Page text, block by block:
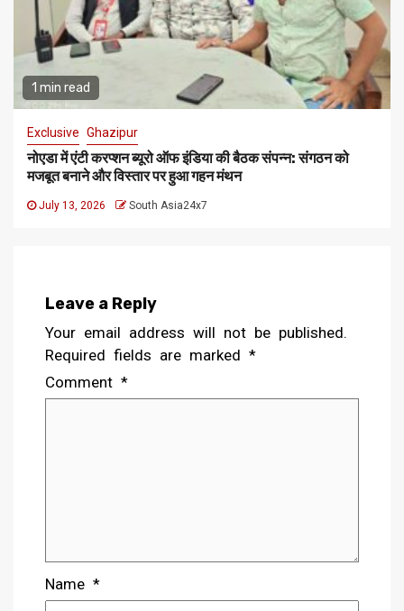
1 min read
Exclusive Ghazipur
नोएडा में एंटी करप्शन ब्यूरो ऑफ इंडिया की बैठक संपन्न: संगठन को
मजबूत बनाने और विस्तार पर हुआ गहन मंथन
July 13, 2026 South Asia24x7
Leave a Reply
Your email address will not be published.
Required fields are marked *
Comment *
Name *